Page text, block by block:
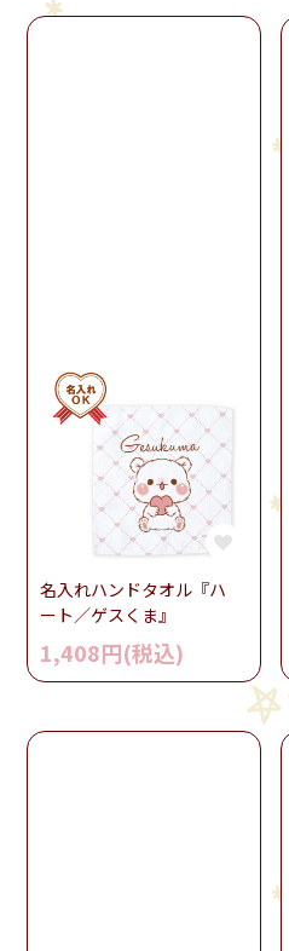
名入れハンドタオル『ハ
ート／ゲスくま』
1,408円(税込)